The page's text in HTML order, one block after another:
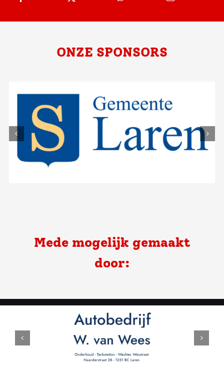
ONZE SPONSORS
Mede mogelijk gemaakt
door: